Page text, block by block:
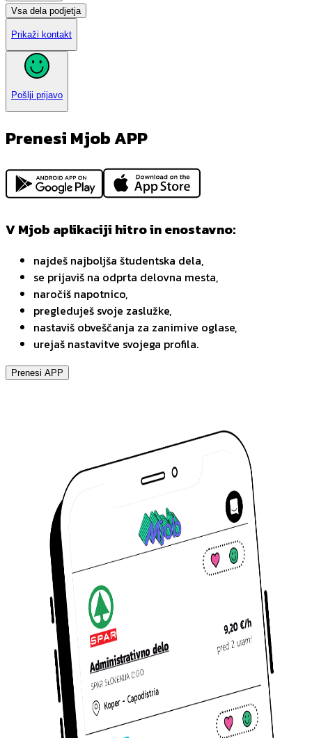
Vsa dela podjetja
Prikaži kontakt
Pošlji prijavo
Prenesi Mjob APP
V Mjob aplikaciji hitro in enostavno:
najdeš najboljša študentska dela,
se prijaviš na odprta delovna mesta,
naročiš napotnico,
pregleduješ svoje zaslužke,
nastaviš obveščanja za zanimive oglase,
urejaš nastavitve svojega profila.
Prenesi APP